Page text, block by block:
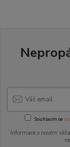
Souhlasím se
Informace o novém